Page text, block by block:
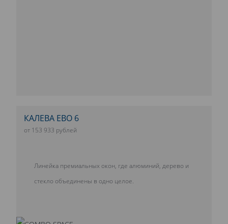
КАЛЕВА ЕВО 6
от 153 933 рублей
Линейка премиальных окон, где алюминий, дерево и
стекло объединены в одно целое.